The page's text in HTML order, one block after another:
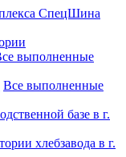
СпецШина
выполненные
Все выполненные
базе в г.
хлебзавода в г.